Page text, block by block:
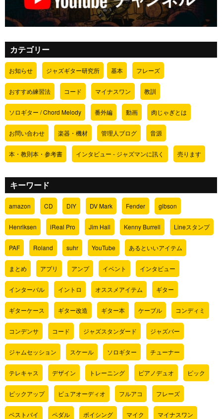
カテゴリー
お知らせ ジャズギター研究所 基本 フレーズ
おすすめ練習法 コード マイナスワン 教訓
ソロギター / Chord Melody 番外編 動画 肉じゃぎとは
お問い合わせ 楽器・機材 管理人ブログ 音源
本・教則本・参考書 インタビュー - ジャズマンに訊く 売ります
キーワード
amazon CD DIY DV Mark Fender gibson
Henriksen iReal Pro Jim Hall Kenny Burrell Lineスタンプ
PAF Roland suhr YouTube あるといいアイテム
まとめ アプリ アンプ イベント インタビュー
インターバル イントロ オススメアイテム ギター
ギターケース ギター改造 ギター本 ケーブル コンディミ
コンデンサ コード ジャズスタンダード ジャズバー
ジャムセッション スケール ソロギター チューナー
テレキャス デザイン トレーニング ピアノデュオ ピック
ピックアップ ピュアオーディオ フルアコ フレーズ
ベストバイ ペダル ボイシング マイク マイナスワン